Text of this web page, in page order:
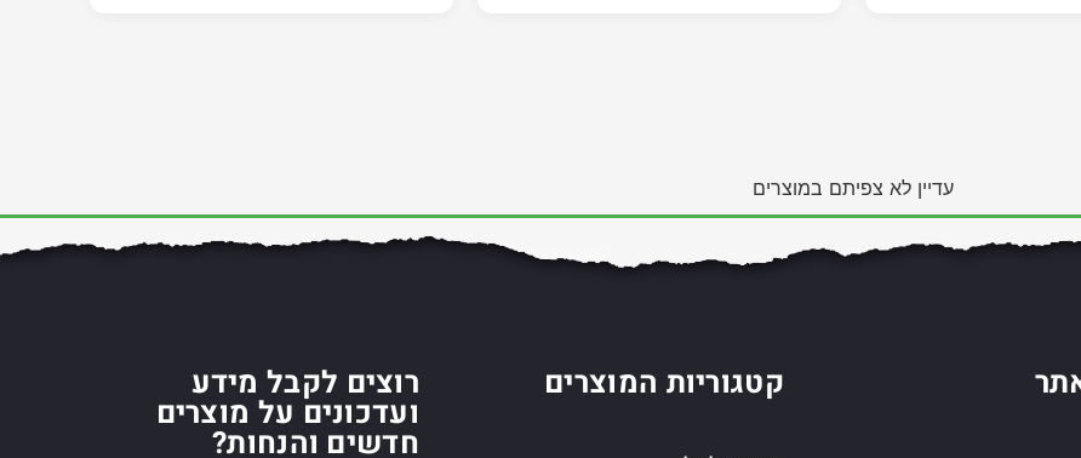
עדיין לא צפיתם במוצרים
קטגוריות המוצרים רוצים לקבל מידע
ועדכונים על מוצרים
חדשים והנחות?